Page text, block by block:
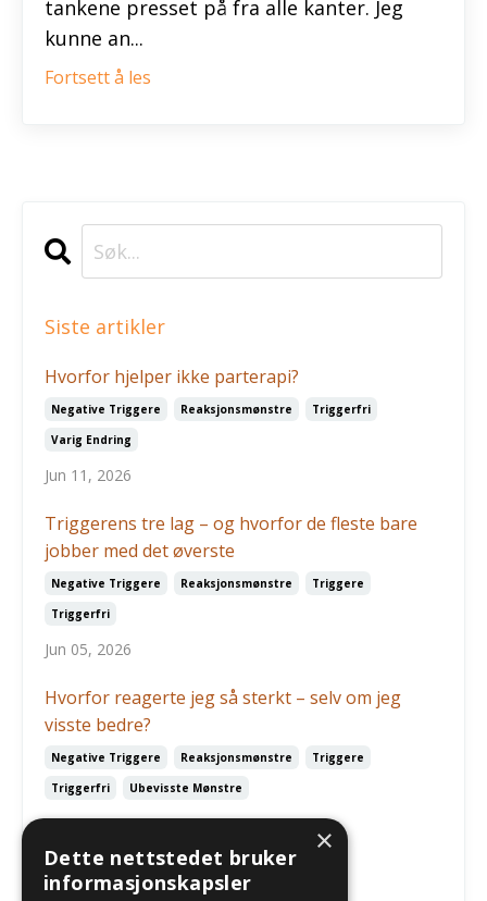
tankene presset på fra alle kanter. Jeg
kunne an...
Fortsett å les
Siste artikler
Hvorfor hjelper ikke parterapi?
Negative Triggere Reaksjonsmønstre
Triggerfri
Varig Endring
Jun 11, 2026
Triggerens tre lag – og hvorfor de fleste bare
jobber med det øverste
Negative Triggere Reaksjonsmønstre
Triggere
Triggerfri
Jun 05, 2026
Hvorfor reagerte jeg så sterkt – selv om jeg
visste bedre?
Negative Triggere Reaksjonsmønstre
Triggere
Triggerfri
Ubevisste Mønstre
May 03, 2026
Følg oss
×
Dette nettstedet bruker
informasjonskapsler